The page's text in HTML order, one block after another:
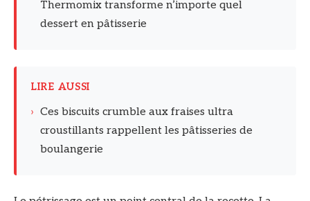
Thermomix transforme n’importe quel
dessert en pâtisserie
LIRE AUSSI
› Ces biscuits crumble aux fraises ultra
croustillants rappellent les pâtisseries de
boulangerie